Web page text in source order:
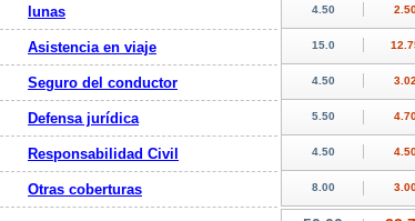
lunas
Asistencia en viaje
Seguro del conductor
Defensa jurídica
Responsabilidad Civil
Otras coberturas